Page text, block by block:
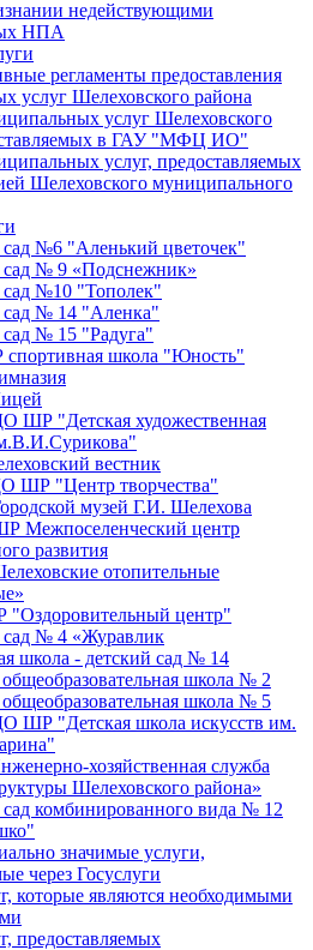
недействующими
НПА
регламенты предоставления
услуг Шелеховского района
услуг Шелеховского
в ГАУ "МФЦ ИО"
услуг, предоставляемых
Шелеховского муниципального
сад №6 "Аленький цветочек"
сад № 9 «Подснежник»
сад №10 "Тополек"
сад № 14 "Аленка"
сад № 15 "Радуга"
школа "Юность"
"Детская художественная
вестник
ШР "Центр творчества"
музей Г.И. Шелехова
Межпоселенческий центр
развития
отопительные
центр"
сад № 4 «Журавлик
школа - детский сад № 14
школа № 2
школа № 5
"Детская школа искусств им.
хозяйственная служба
Шелеховского района»
комбинированного вида № 12
значимые услуги,
через Госуслуги
которые являются необходимыми
предоставляемых